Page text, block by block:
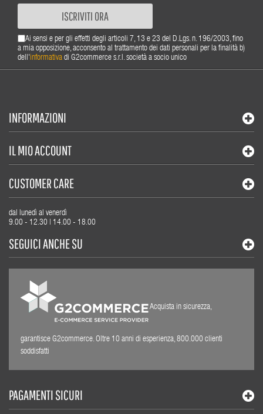
ISCRIVITI ORA
Ai sensi e per gli effetti degli articoli 7, 13 e 23 del D.Lgs. n. 196/2003, fino
a mia opposizione, acconsento al trattamento dei dati personali per la finalità b)
dell'informativa di G2commerce s.r.l. società a socio unico
INFORMAZIONI
IL MIO ACCOUNT
CUSTOMER CARE
dal lunedì al venerdì
9.00 - 12.30 | 14.00 - 18.00
SEGUICI ANCHE SU
Acquista in sicurezza,
garantisce G2commerce. Oltre 10 anni di esperienza, 800.000 clienti
soddisfatti
PAGAMENTI SICURI